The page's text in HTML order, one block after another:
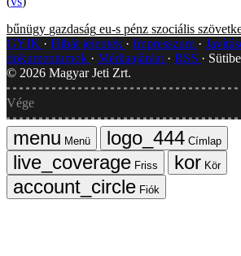
bűnügy gazdaság eu-s pénz szociális
GYIK
Hibát jelentek Impresszum
dokumentumok
Médiaajánlat RSS
© 2026 Magyar Jeti Zrt.
Vége
Menü
Címlap
Friss
Kör
Fiók